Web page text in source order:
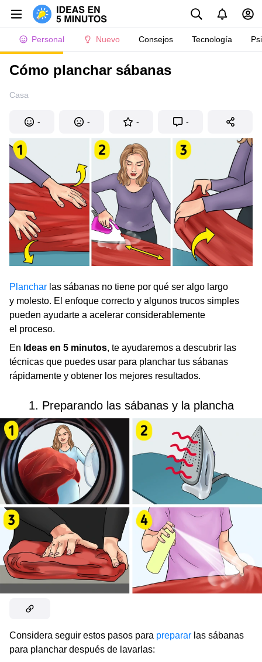
Personal Nuevo Consejos Tecnología
Cómo planchar sábanas
Casa
- - - -
Planchar las sábanas no tiene por qué ser algo largo
y molesto. El enfoque correcto y algunos trucos simples
pueden ayudarte a acelerar considerablemente
el proceso.
En Ideas en 5 minutos, te ayudaremos a descubrir las
técnicas que puedes usar para planchar tus sábanas
rápidamente y obtener los mejores resultados.
1. Preparando las sábanas y la plancha
Considera seguir estos pasos para preparar las sábanas
para planchar después de lavarlas: